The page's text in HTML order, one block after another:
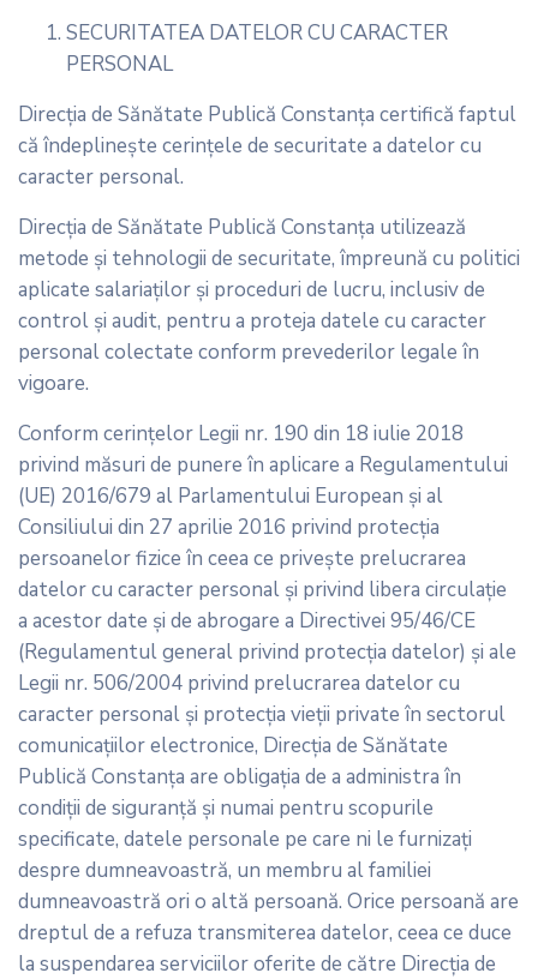
SECURITATEA DATELOR CU CARACTER
PERSONAL
Direcția de Sănătate Publică Constanța certifică faptul
că îndeplineşte cerinţele de securitate a datelor cu
caracter personal.
Direcția de Sănătate Publică Constanța utilizează
metode şi tehnologii de securitate, împreună cu politici
aplicate salariaţilor şi proceduri de lucru, inclusiv de
control şi audit, pentru a proteja datele cu caracter
personal colectate conform prevederilor legale în
vigoare.
Conform cerinţelor Legii nr. 190 din 18 iulie 2018
privind măsuri de punere în aplicare a Regulamentului
(UE) 2016/679 al Parlamentului European și al
Consiliului din 27 aprilie 2016 privind protecția
persoanelor fizice în ceea ce privește prelucrarea
datelor cu caracter personal și privind libera circulație
a acestor date și de abrogare a Directivei 95/46/CE
(Regulamentul general privind protecția datelor) şi ale
Legii nr. 506/2004 privind prelucrarea datelor cu
caracter personal şi protecţia vieţii private în sectorul
comunicaţiilor electronice, Direcția de Sănătate
Publică Constanța are obligaţia de a administra în
condiţii de siguranţă şi numai pentru scopurile
specificate, datele personale pe care ni le furnizaţi
despre dumneavoastră, un membru al familiei
dumneavoastră ori o altă persoană. Orice persoană are
dreptul de a refuza transmiterea datelor, ceea ce duce
la suspendarea serviciilor oferite de către Direcția de